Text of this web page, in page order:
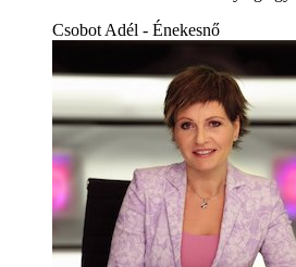
Csobot Adél - Énekesnő